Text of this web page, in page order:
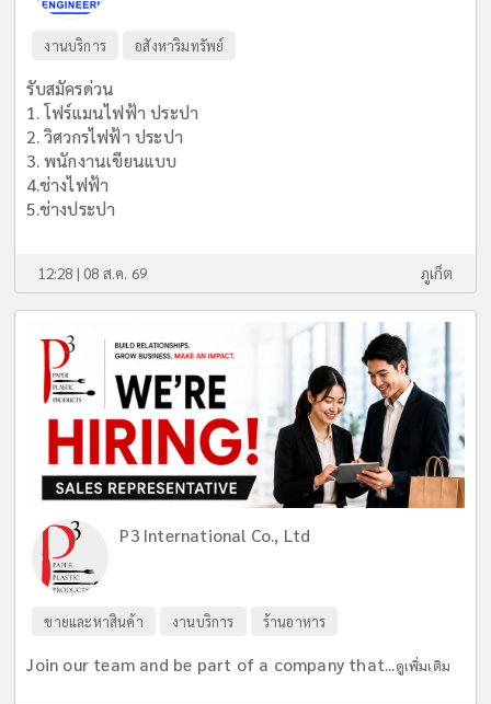
งานบริการ อสังหาริมทรัพย์
รับสมัครด่วน
1. โฟร์แมนไฟฟ้า ประปา
2. วิศวกรไฟฟ้า ประปา
3. พนักงานเขียนแบบ
4.ช่างไฟฟ้า
5.ช่างประปา
12:28 | 08 ส.ค. 69 ภูเก็ต
P3 International Co., Ltd
ขายและหาสินค้า งานบริการ ร้านอาหาร
Join our team and be part of a company that...ดูเพิ่มเติม